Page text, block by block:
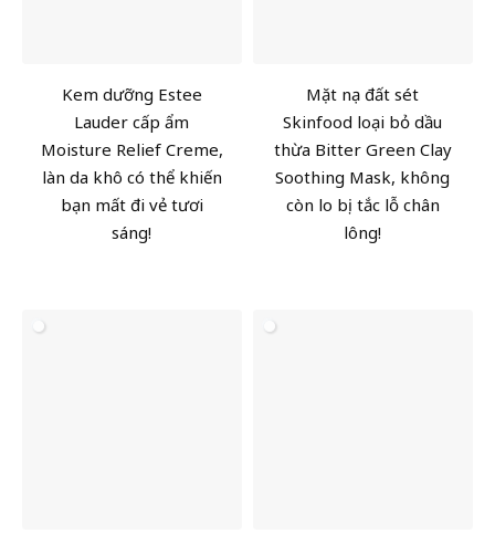
Kem dưỡng Estee
Lauder cấp ẩm
Moisture Relief Creme,
làn da khô có thể khiến
bạn mất đi vẻ tươi
sáng!
Mặt nạ đất sét
Skinfood loại bỏ dầu
thừa Bitter Green Clay
Soothing Mask, không
còn lo bị tắc lỗ chân
lông!